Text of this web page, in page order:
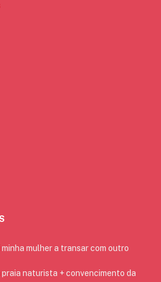
mulher a transar com outro
praia naturista + convencimento da